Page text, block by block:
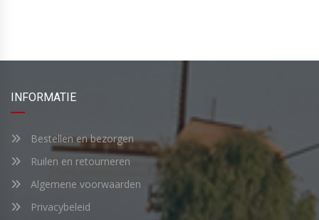
INFORMATIE
Bestellen en bezorgen
Ruilen en retourneren
Algemene voorwaarden
Privacybeleid